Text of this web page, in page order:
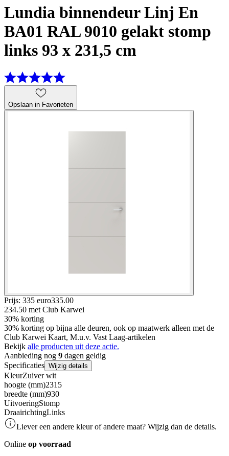
Lundia binnendeur Linj En
BA01 RAL 9010 gelakt stomp
links 93 x 231,5 cm
Opslaan in Favorieten
Prijs: 335 euro335.00
234.50 met Club Karwei
30% korting
30% korting op bijna alle deuren, ook op maatwerk alleen met de
Club Karwei Kaart, M.u.v. Vast Laag-artikelen
Bekijk alle producten uit deze actie.
Aanbieding nog 9 dagen geldig
Specificaties Wijzig details
KleurZuiver wit
hoogte (mm)2315
breedte (mm)930
UitvoeringStomp
DraairichtingLinks
Liever een andere kleur of andere maat? Wijzig dan de details.
Online op voorraad